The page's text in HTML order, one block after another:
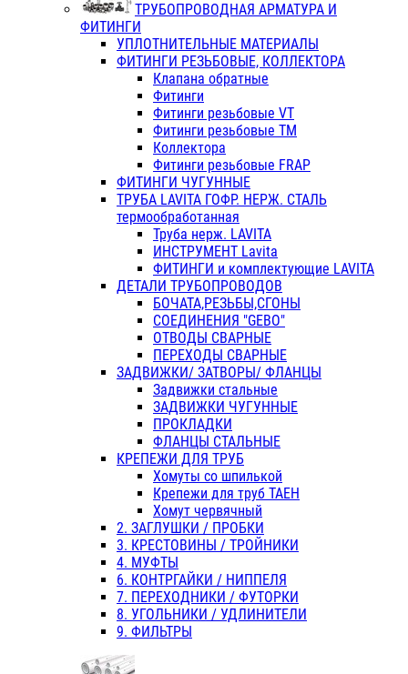
ТРУБОПРОВОДНАЯ АРМАТУРА И
ФИТИНГИ
УПЛОТНИТЕЛЬНЫЕ МАТЕРИАЛЫ
ФИТИНГИ РЕЗЬБОВЫЕ, КОЛЛЕКТОРА
Клапана обратные
Фитинги
Фитинги резьбовые VT
Фитинги резьбовые ТМ
Коллектора
Фитинги резьбовые FRAP
ФИТИНГИ ЧУГУННЫЕ
ТРУБА LAVITA ГОФР. НЕРЖ. СТАЛЬ
термообработанная
Труба нерж. LAVITA
ИНСТРУМЕНТ Lavita
ФИТИНГИ и комплектующие LAVITA
ДЕТАЛИ ТРУБОПРОВОДОВ
БОЧАТА,РЕЗЬБЫ,СГОНЫ
СОЕДИНЕНИЯ "GEBO"
ОТВОДЫ СВАРНЫЕ
ПЕРЕХОДЫ СВАРНЫЕ
ЗАДВИЖКИ/ ЗАТВОРЫ/ ФЛАНЦЫ
Задвижки стальные
ЗАДВИЖКИ ЧУГУННЫЕ
ПРОКЛАДКИ
ФЛАНЦЫ СТАЛЬНЫЕ
КРЕПЕЖИ ДЛЯ ТРУБ
Хомуты со шпилькой
Крепежи для труб ТАЕН
Хомут червячный
2. ЗАГЛУШКИ / ПРОБКИ
3. КРЕСТОВИНЫ / ТРОЙНИКИ
4. МУФТЫ
6. КОНТРГАЙКИ / НИППЕЛЯ
7. ПЕРЕХОДНИКИ / ФУТОРКИ
8. УГОЛЬНИКИ / УДЛИНИТЕЛИ
9. ФИЛЬТРЫ